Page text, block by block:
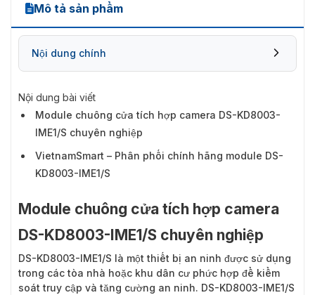
Mô tả sản phẩm
Nội dung chính
Nội dung bài viết
Module chuông cửa tích hợp camera DS-KD8003-
IME1/S chuyên nghiệp
VietnamSmart – Phân phối chính hãng module DS-
KD8003-IME1/S
Module chuông cửa tích hợp camera
DS-KD8003-IME1/S chuyên nghiệp
DS-KD8003-IME1/S là một thiết bị an ninh được sử dụng
trong các tòa nhà hoặc khu dân cư phức hợp để kiểm
soát truy cập và tăng cường an ninh. DS-KD8003-IME1/S